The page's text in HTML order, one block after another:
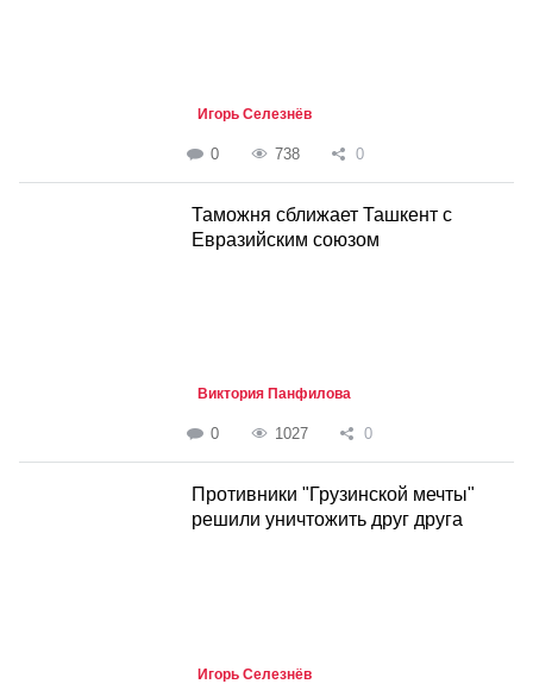
Игорь Селезнёв
0 738 0
Таможня сближает Ташкент с
Евразийским союзом
Виктория Панфилова
0 1027 0
Противники "Грузинской мечты"
решили уничтожить друг друга
Игорь Селезнёв